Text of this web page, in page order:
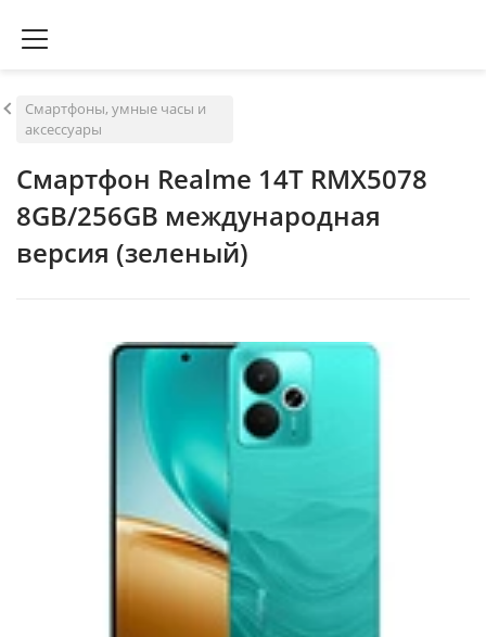
Смартфоны, умные часы и
аксессуары
Смартфон Realme 14T RMX5078
8GB/256GB международная
версия (зеленый)